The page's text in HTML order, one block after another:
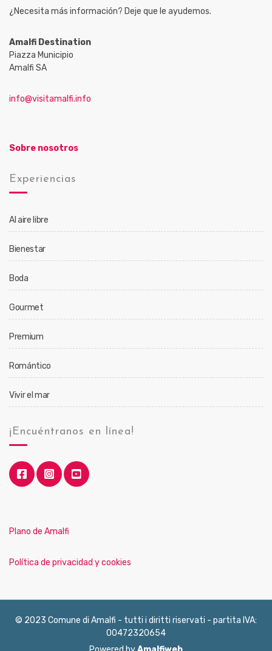
¿Necesita más información? Deje que le ayudemos.
Amalfi Destination
Piazza Municipio
Amalfi SA
info@visitamalfi.info
Sobre nosotros
Experiencias
Al aire libre
Bienestar
Boda
Gourmet
Premium
Romántico
Vivir el mar
¡Encuéntranos en línea!
Plano de Amalfi
Política de privacidad y cookies
© 2023 Comune di Amalfi - tutti i diritti riservati - partita IVA:
00472320654